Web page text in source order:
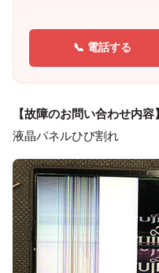
📞 電話する
【故障のお問い合わせ内容】
液晶パネルひび割れ